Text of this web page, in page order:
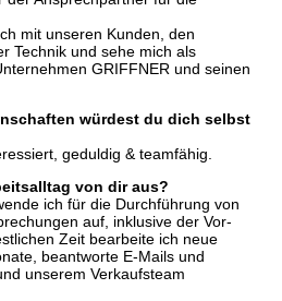
mit unseren Kunden, den
Technik und sehe mich als
GRIFFNER und seinen
würdest du dich selbst
geduldig & teamfähig.
von dir aus?
ich für die Durchführung von
auf, inklusive der Vor-
Zeit bearbeite ich neue
beantworte E-Mails und
unserem Verkaufsteam